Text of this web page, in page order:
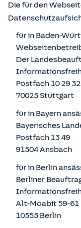
Die für den
für in Baden-
Der
Postfach 10 29 32
70025 Stuttgart
für in Bayern
Bayerisches
Postfach 13 49
91504 Ansbach
für in Berlin
Berliner
Alt-Moabit 59-61
10555 Berlin